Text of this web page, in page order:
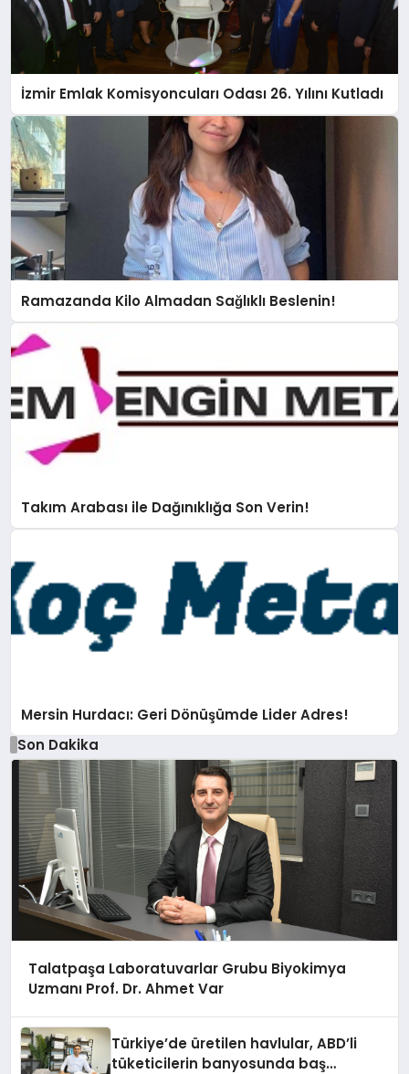
İzmir Emlak Komisyoncuları Odası 26. Yılını Kutladı
Ramazanda Kilo Almadan Sağlıklı Beslenin!
Takım Arabası ile Dağınıklığa Son Verin!
Mersin Hurdacı: Geri Dönüşümde Lider Adres!
Son Dakika
Talatpaşa Laboratuvarlar Grubu Biyokimya
Uzmanı Prof. Dr. Ahmet Var
Türkiye’de üretilen havlular, ABD’li
tüketicilerin banyosunda baş